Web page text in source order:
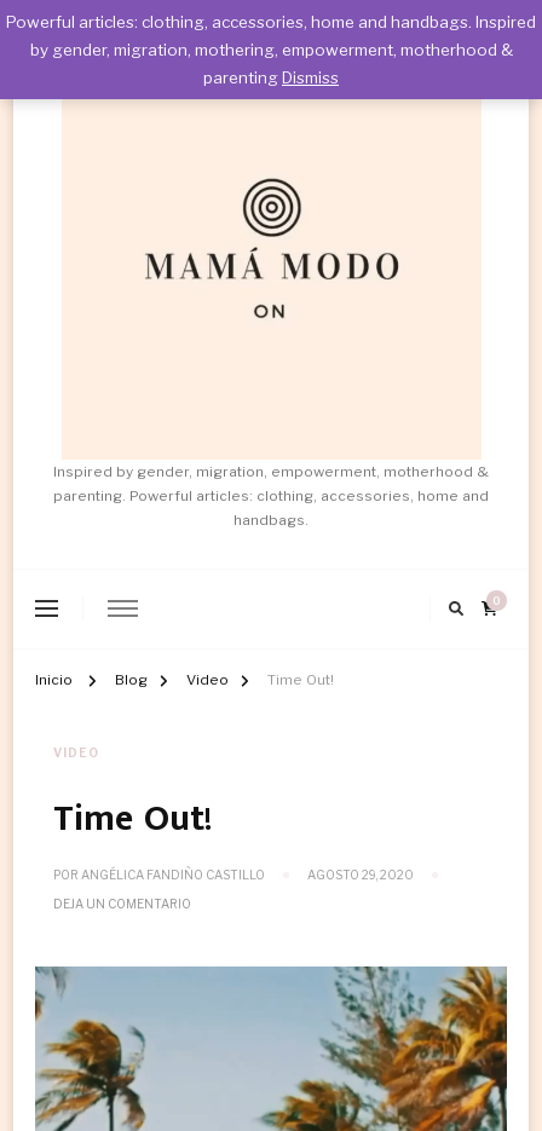
Inspired by gender, migration, empowerment, motherhood &
parenting. Powerful articles: clothing, accessories, home and
handbags.
0
Inicio Blog Video Time Out!
VIDEO
Time Out!
POR ANGÉLICA FANDIÑO CASTILLO
AGOSTO 29, 2020
DEJA UN COMENTARIO
Powerful articles: clothing, accessories, home and handbags. Inspired
by gender, migration, mothering, empowerment, motherhood &
parentingDismiss